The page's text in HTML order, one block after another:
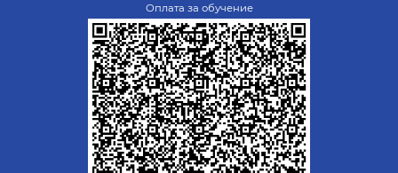
Оплата за обучение